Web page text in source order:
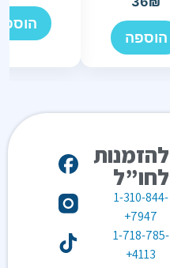
הוספה
להזמנות
לחו”ל
1-310-844-
7947+
1-718-785-
4113+